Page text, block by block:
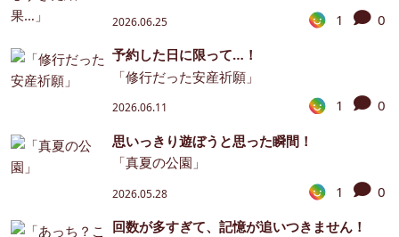
2026.06.25 1
0
予約した日に限って…！
「修行だった安産祈願」
2026.06.11 1
0
思いっきり遊ぼうと思った瞬間！
「真夏の公園」
2026.05.28 1
0
回数が多すぎて、記憶が追いつきません！